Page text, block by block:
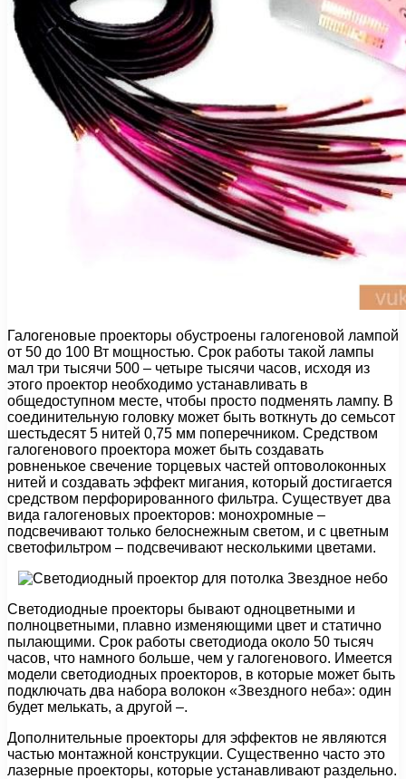
Галогеновые проекторы обустроены галогеновой лампой
от 50 до 100 Вт мощностью. Срок работы такой лампы
мал три тысячи 500 – четыре тысячи часов, исходя из
этого проектор необходимо устанавливать в
общедоступном месте, чтобы просто подменять лампу. В
соединительную головку может быть воткнуть до семьсот
шестьдесят 5 нитей 0,75 мм поперечником. Средством
галогенового проектора может быть создавать
ровненькое свечение торцевых частей оптоволоконных
нитей и создавать эффект мигания, который достигается
средством перфорированного фильтра. Существует два
вида галогеновых проекторов: монохромные –
подсвечивают только белоснежным светом, и с цветным
светофильтром – подсвечивают несколькими цветами.
Светодиодные проекторы бывают одноцветными и
полноцветными, плавно изменяющими цвет и статично
пылающими. Срок работы светодиода около 50 тысяч
часов, что намного больше, чем у галогенового. Имеется
модели светодиодных проекторов, в которые может быть
подключать два набора волокон «Звездного неба»: один
будет мелькать, а другой –.
Дополнительные проекторы для эффектов не являются
частью монтажной конструкции. Существенно часто это
лазерные проекторы, которые устанавливают раздельно.